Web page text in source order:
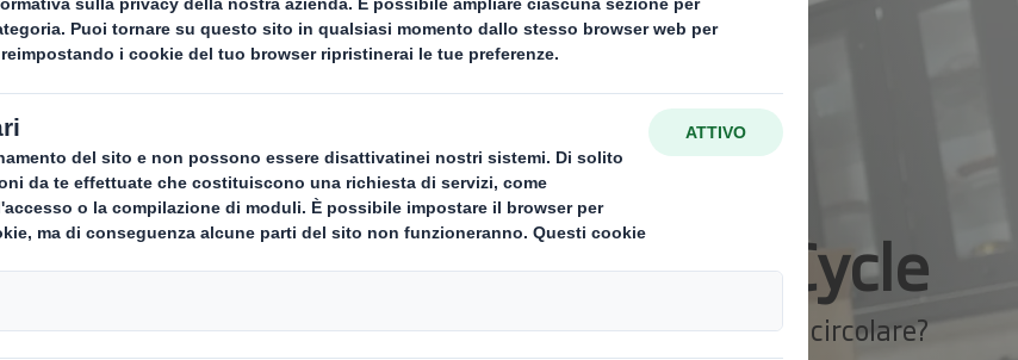
Start the Cycle
Che cosa significa per te l'Economia circolare?